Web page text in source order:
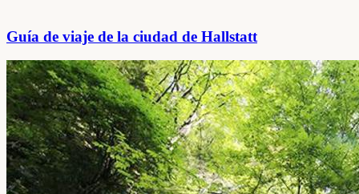
Guía de viaje de la ciudad de Hallstatt